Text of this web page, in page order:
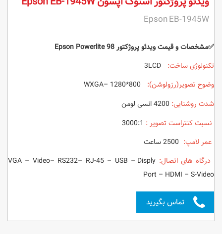
Epson EB-1945W
✅مشخصات و قیمت ویدئو پروژکتور Epson Powerlite 98
تکنولوژی ساخت:
وضوح تصویر(رزولوشن):
شدت روشنایی: 4200 انسی لومن
نسبت کنتراست تصویر :
عمر لامپ:
درگاه های اتصال: VGA – Video– RS232– RJ-45 – USB – Disply
Port – HDMI – S-Video
تماس بگیرید